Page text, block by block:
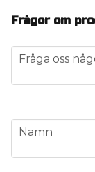
Frågor om
question
Fråga oss
name
Namn